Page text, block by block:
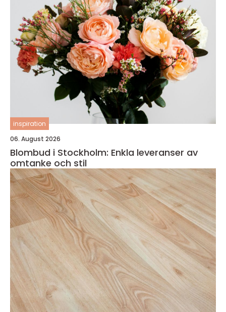
inspiration
06. August 2026
Blombud i Stockholm: Enkla leveranser av
omtanke och stil